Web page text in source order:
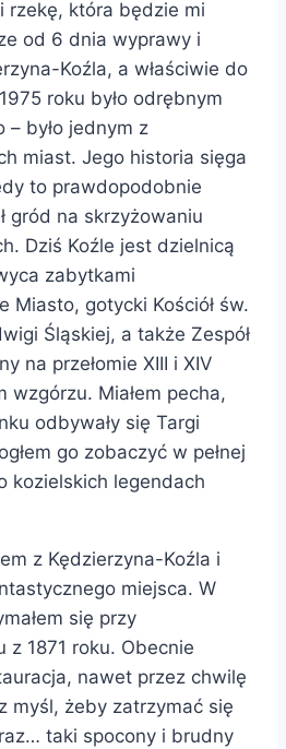
rzekę, która będzie mi
od 6 dnia wyprawy i
Koźla, a właściwie do
roku było odrębnym
– było jednym z
miast. Jego historia sięga
to prawdopodobnie
gród na skrzyżowaniu
Dziś Koźle jest dzielnicą
zabytkami
Miasto, gotycki Kościół św.
Śląskiej, a także Zespół
na przełomie XIII i XIV
wzgórzu. Miałem pecha,
odbywały się Targi
go zobaczyć w pełnej
kozielskich legendach
z Kędzierzyna-Koźla i
miejsca. W
się przy
z 1871 roku. Obecnie
nawet przez chwilę
myśl, żeby zatrzymać się
taki spocony i brudny